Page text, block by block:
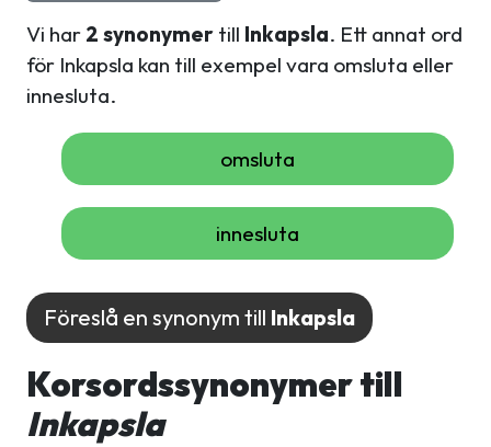
Vi har 2 synonymer till Inkapsla. Ett annat ord
för Inkapsla kan till exempel vara omsluta eller
innesluta.
omsluta
innesluta
Föreslå en synonym till Inkapsla
Korsordssynonymer till
Inkapsla